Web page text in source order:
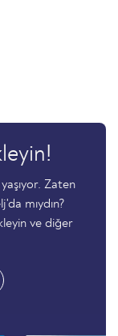
Zaten
mıydın?
ve diğer